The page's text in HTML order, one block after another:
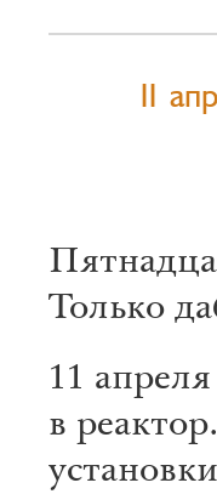
11
Только
11
в